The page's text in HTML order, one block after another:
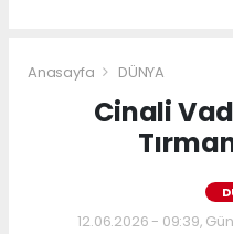
Anasayfa DÜNYA
Cinali
12.06.2026 - 09:39,